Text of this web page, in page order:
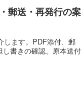
郵送・再発行の案
します。PDF添付、郵
書きの確認、原本送付